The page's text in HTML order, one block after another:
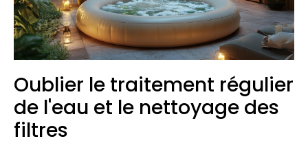
Oublier le traitement régulier
de l'eau et le nettoyage des
filtres